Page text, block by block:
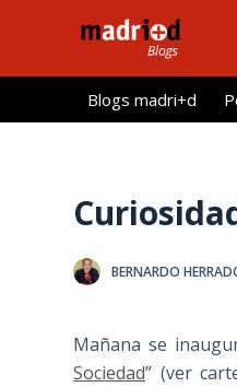
l
Blogs madri+d
BERNARDO
Mañana se
Sociedad” (ver